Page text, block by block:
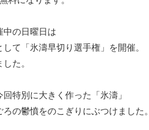
中の日曜日は
て「氷濤早切り選手権」を開催。
た。
特別に大きく作った「氷濤」
ろの鬱憤をのこぎりにぶつけました